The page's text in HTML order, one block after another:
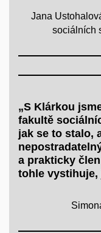
Jana
sociálních
„S Klárkou
fakultě
jak se to stalo,
a prakticky
tohle vystihuje,